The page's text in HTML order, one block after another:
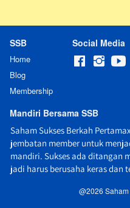
SSB
Home
Blog
Membership
Social Media
Mandiri Bersama SSB
Saham Sukses Berkah
jembatan member untuk
mandiri. Sukses ada ditangan
jadi harus berusaha keras dan
@2026